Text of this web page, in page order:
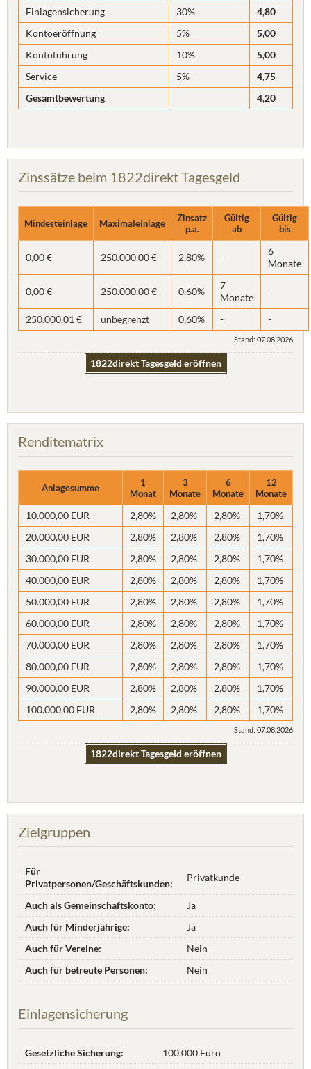
Einlagensicherung
30%
4,80
Kontoeröffnung
5%
5,00
Kontoführung
10%
5,00
Service
5%
4,75
Gesamtbewertung
4,20
Zinssätze beim 1822direkt Tagesgeld
Mindesteinlage Maximaleinlage
Zinsatz
p.a.
Gültig
ab
Gültig
bis
0,00 € 250.000,00 € 2,80% -
6
Monate
0,00 € 250.000,00 € 0,60%
7
Monate
-
250.000,01 € unbegrenzt 0,60% - -
Stand: 07.08.2026
1822direkt Tagesgeld eröffnen
Renditematrix
Anlagesumme
1
Monat
3
Monate
6
Monate
12
Monate
10.000,00 EUR 2,80% 2,80% 2,80%
1,70%
20.000,00 EUR
2,80% 2,80% 2,80%
1,70%
30.000,00 EUR
2,80% 2,80% 2,80%
1,70%
40.000,00 EUR
2,80% 2,80% 2,80%
1,70%
50.000,00 EUR
2,80% 2,80% 2,80%
1,70%
60.000,00 EUR
2,80% 2,80% 2,80%
1,70%
70.000,00 EUR
2,80% 2,80% 2,80%
1,70%
80.000,00 EUR
2,80% 2,80% 2,80%
1,70%
90.000,00 EUR
2,80% 2,80% 2,80%
1,70%
100.000,00 EUR
2,80% 2,80% 2,80% 1,70%
Stand: 07.08.2026
1822direkt Tagesgeld eröffnen
Zielgruppen
Für
Privatpersonen/Geschäftskunden:
Privatkunde
Auch als Gemeinschaftskonto:
Ja
Auch für Minderjährige:
Ja
Auch für Vereine:
Nein
Auch für betreute Personen:
Nein
Einlagensicherung
Gesetzliche Sicherung:
100.000 Euro